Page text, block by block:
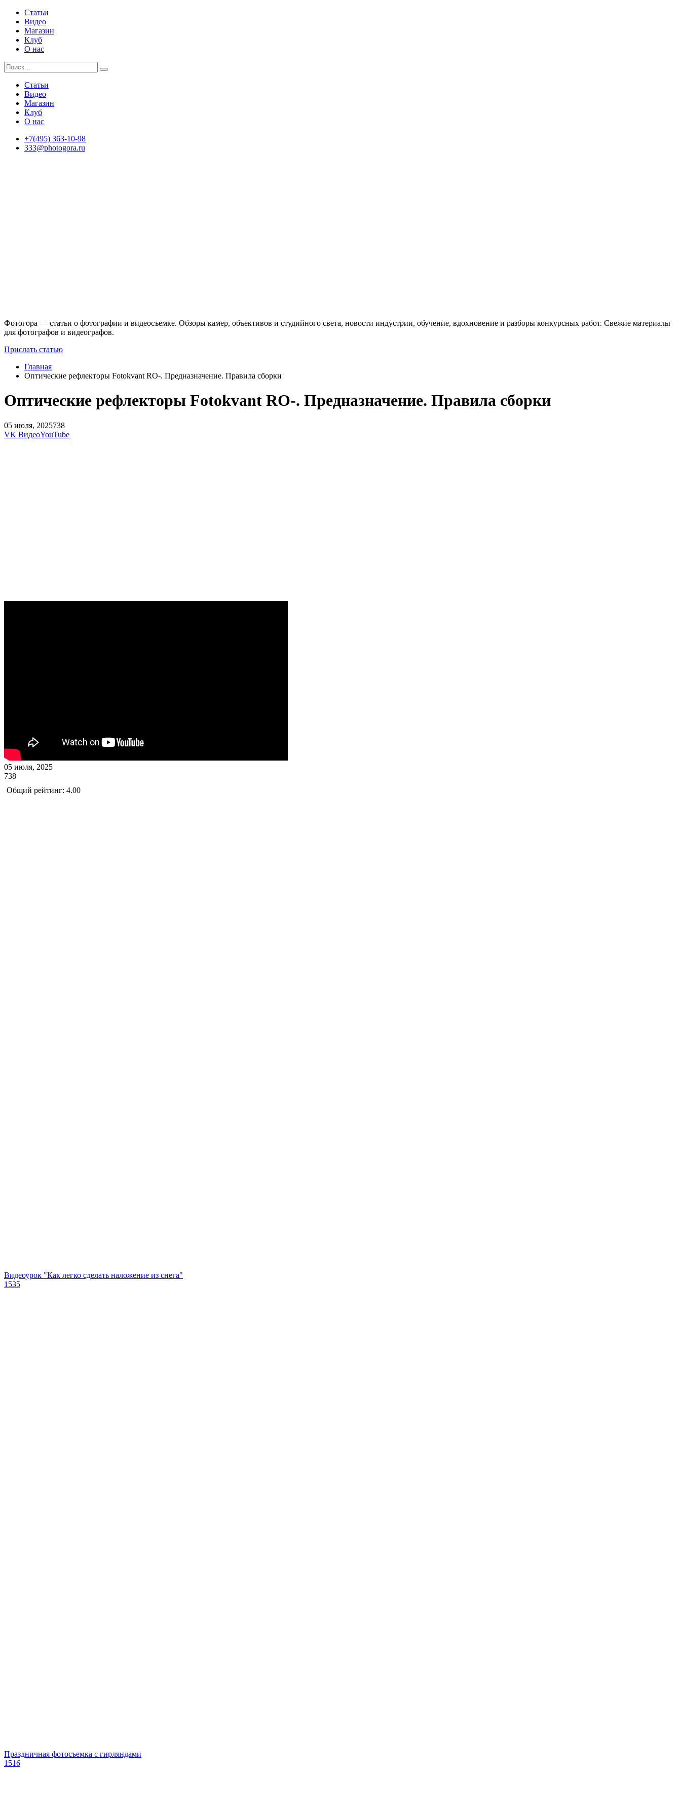
Статьи
Видео
Магазин
Клуб
О нас
Статьи
Видео
Магазин
Клуб
О нас
+7(495) 363-10-98
333@photogora.ru
Фотогора — статьи о фотографии и видеосъемке. Обзоры камер, объективов и студийного света, новости индустрии, обучение, вдохновение и разборы конкурсных работ. Свежие материалы
для фотографов и видеографов.
Прислать статью
Главная
Оптические рефлекторы Fotokvant RO-. Предназначение. Правила сборки
Оптические рефлекторы Fotokvant RO-. Предназначение. Правила сборки
05 июля, 2025738
VK ВидеоYouTube
05 июля, 2025
738
Общий рейтинг: 4.00
Видеоурок "Как легко сделать наложение из снега"
1535
Праздничная фотосъемка с гирляндами
1516